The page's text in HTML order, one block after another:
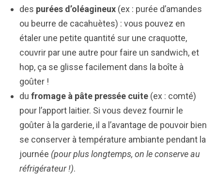
des purées d’oléagineux (ex : purée d’amandes
ou beurre de cacahuètes) : vous pouvez en
étaler une petite quantité sur une craquotte,
couvrir par une autre pour faire un sandwich, et
hop, ça se glisse facilement dans la boîte à
goûter !
du fromage à pâte pressée cuite (ex : comté)
pour l’apport laitier. Si vous devez fournir le
goûter à la garderie, il a l’avantage de pouvoir bien
se conserver à température ambiante pendant la
journée (pour plus longtemps, on le conserve au
réfrigérateur !).